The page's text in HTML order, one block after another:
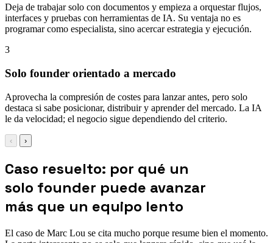
Deja de trabajar solo con documentos y empieza a orquestar flujos,
interfaces y pruebas con herramientas de IA. Su ventaja no es
programar como especialista, sino acercar estrategia y ejecución.
3
Solo founder orientado a mercado
Aprovecha la compresión de costes para lanzar antes, pero solo
destaca si sabe posicionar, distribuir y aprender del mercado. La IA
le da velocidad; el negocio sigue dependiendo del criterio.
‹ ›
Caso resuelto: por qué un
solo founder puede avanzar
más que un equipo lento
El caso de Marc Lou se cita mucho porque resume bien el momento.